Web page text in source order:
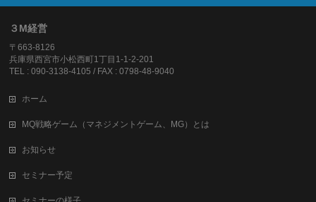
３M経営
〒663-8126
兵庫県西宮市小松西町1丁目1-1-2-201
TEL : 090-3138-4105 / FAX : 0798-48-9040
ホーム
MQ戦略ゲーム（マネジメントゲーム、MG）とは
お知らせ
セミナー予定